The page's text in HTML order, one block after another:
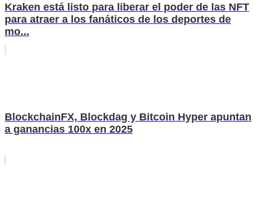
Kraken está listo para liberar el poder de las NFT
para atraer a los fanáticos de los deportes de
mo...
BlockchainFX, Blockdag y Bitcoin Hyper apuntan
a ganancias 100x en 2025